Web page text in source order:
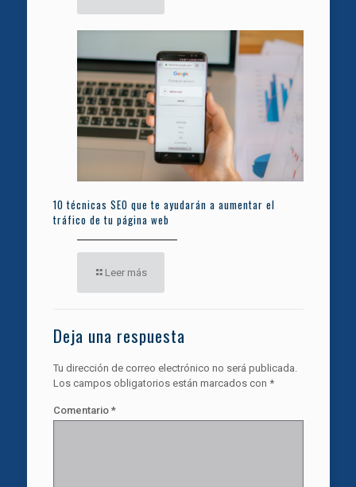
10 técnicas SEO que te ayudarán a aumentar el
tráfico de tu página web
Leer más
Deja una respuesta
Tu dirección de correo electrónico no será publicada.
Los campos obligatorios están marcados con *
Comentario *